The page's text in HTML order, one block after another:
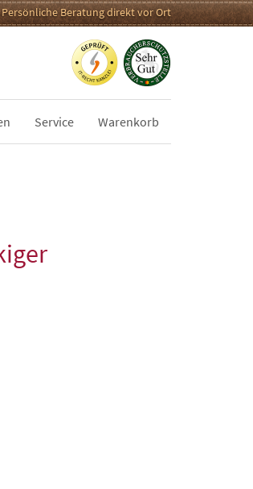
Persönliche Beratung direkt vor Ort
Service Warenkorb